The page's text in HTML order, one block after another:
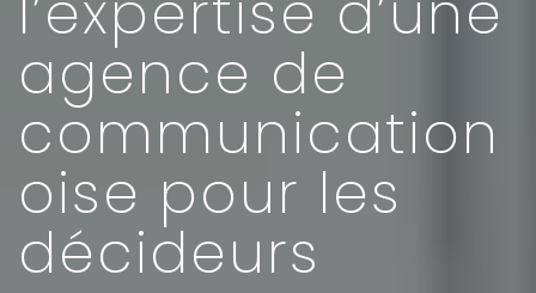
agence de
communication
oise pour les
décideurs